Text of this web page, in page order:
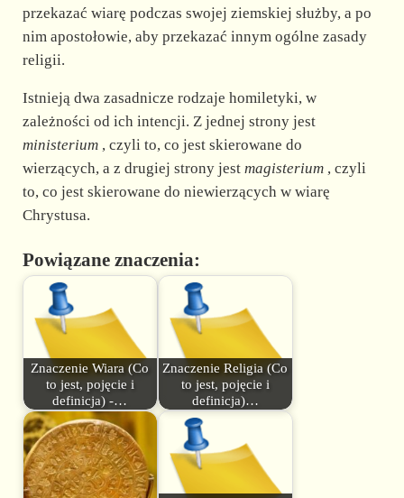
przekazać wiarę podczas swojej ziemskiej służby, a po
nim apostołowie, aby przekazać innym ogólne zasady
religii.
Istnieją dwa zasadnicze rodzaje homiletyki, w
zależności od ich intencji. Z jednej strony jest
ministerium, czyli to, co jest skierowane do
wierzących, a z drugiej strony jest magisterium, czyli
to, co jest skierowane do niewierzących w wiarę
Chrystusa.
Powiązane znaczenia:
Znaczenie Wiara (Co
to jest, pojęcie i
definicja) -…
Znaczenie Religia (Co
to jest, pojęcie i
definicja)…